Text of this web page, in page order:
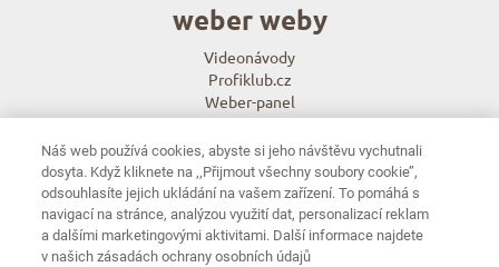
weber weby
Videonávody
Profiklub.cz
Weber-panel
e-radce.cz
weber aplikace
Weber color architect - navrhni fasádu
weberpas mixer
Náš web používá cookies, abyste si jeho návštěvu vychutnali
dosyta. Když kliknete na ‚‚Přijmout všechny soubory cookie’’,
odsouhlasíte jejich ukládání na vašem zařízení. To pomáhá s
navigací na stránce, analýzou využití dat, personalizací reklam
a dalšími marketingovými aktivitami. Další informace najdete
v našich zásadách ochrany osobních údajů